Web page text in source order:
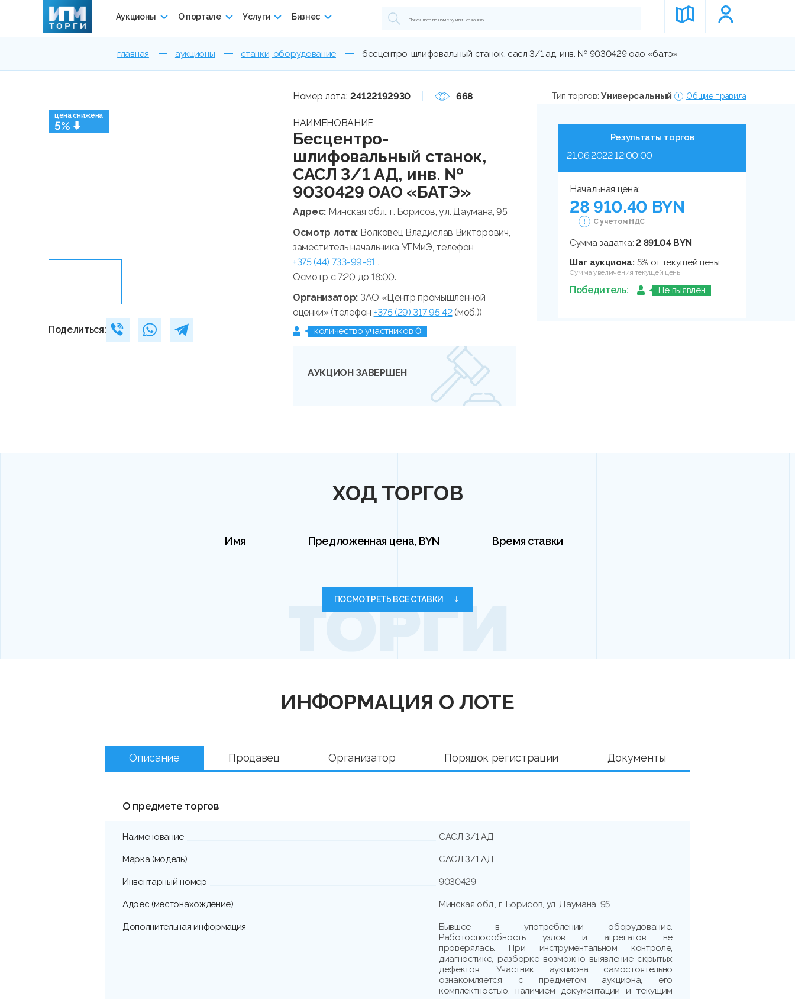
Аукционы О портале Услуги Бизнес
главная аукционы станки, оборудование бесцентро-шлифовальный станок, сасл 3/1 ад, инв. № 9030429 оао «батэ»
цена снижена
5%
Поделиться:
Номер лота: 24122192930 668
НАИМЕНОВАНИЕ
Бесцентро-
шлифовальный станок,
САСЛ 3/1 АД, инв. №
9030429 ОАО «БАТЭ»
Адрес: Минская обл., г. Борисов, ул. Даумана, 95
Осмотр лота: Волковец Владислав Викторович,
заместитель начальника УГМиЭ, телефон
+375 (44) 733-99-61 .
Осмотр с 7:20 до 18:00.
Организатор: ЗАО «Центр промышленной
оценки» (телефон +375 (29) 317 95 42(моб.))
количество участников 0
АУКЦИОН ЗАВЕРШЕН
Тип торгов:Универсальный Общие правила
Результаты торгов
21.06.2022 12:00:00
Начальная цена:
28 910.40 BYN
С учетом НДС
Сумма задатка:2 891.04 BYN
Шаг аукциона: 5% от текущей цены
Сумма увеличения текущей цены
Победитель: Не выявлен
ХОД ТОРГОВ
Имя Предложенная цена, BYN Время ставки
ПОСМОТРЕТЬ ВСЕ СТАВКИ
ИНФОРМАЦИЯ О ЛОТЕ
Описание Продавец Организатор Порядок регистрации Документы
О предмете торгов
Наименование САСЛ 3/1 АД
Марка (модель) САСЛ 3/1 АД
Инвентарный номер 9030429
Адрес (местонахождение) Минская обл., г. Борисов, ул. Даумана, 95
Дополнительная информация
Бывшее в употреблении оборудование.
Работоспособность узлов и агрегатов не
проверялась. При инструментальном контроле,
диагностике, разборке возможно выявление скрытых
дефектов. Участник аукциона самостоятельно
ознакомляется с предметом аукциона, его
комплектностью, наличием документации и текущим